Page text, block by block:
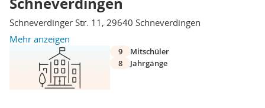
Schneverdinger Str. 11, 29640 Schneverdingen
Mehr anzeigen
9
Mitschüler
8
Jahrgänge